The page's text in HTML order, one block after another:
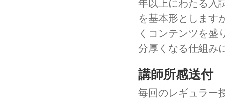
年以上にわたる入
を基本形とします
くコンテンツを盛
分厚くなる仕組み
講師所感送付
毎回のレギュラー